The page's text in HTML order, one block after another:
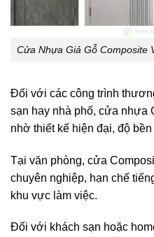
Cửa Nhựa Giả Gỗ Composite
Đối với các công trình
sạn hay nhà phố, cửa nhựa
nhờ thiết kế hiện đại, độ
Tại văn phòng, cửa
chuyên nghiệp, hạn chế
khu vực làm việc.
Đối với khách sạn hoặc